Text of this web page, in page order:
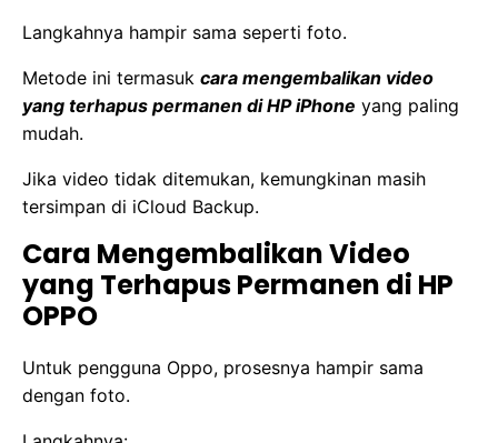
Langkahnya hampir sama seperti foto.
Metode ini termasuk cara mengembalikan video
yang terhapus permanen di HP iPhone yang paling
mudah.
Jika video tidak ditemukan, kemungkinan masih
tersimpan di iCloud Backup.
Cara Mengembalikan Video
yang Terhapus Permanen di HP
OPPO
Untuk pengguna Oppo, prosesnya hampir sama
dengan foto.